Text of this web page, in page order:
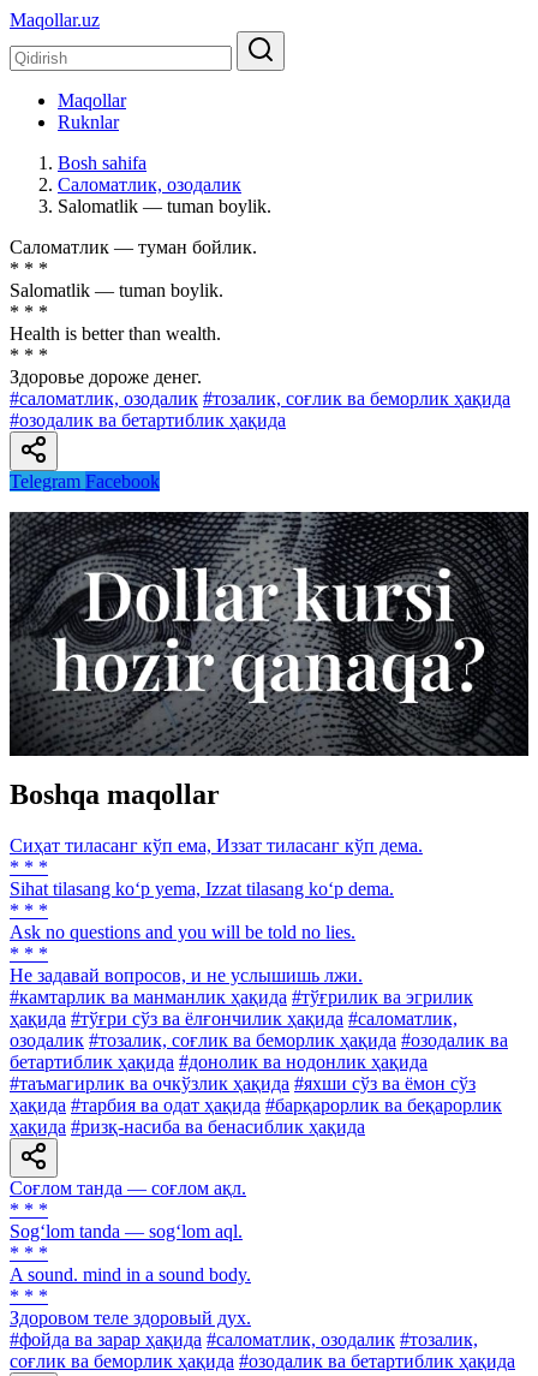
Maqollar.uz
Maqollar
Ruknlar
Bosh sahifa
Саломатлик, озодалик
Salomatlik — tuman boylik.
Саломатлик — туман бойлик.
* * *
Salomatlik — tuman boylik.
* * *
Health is better than wealth.
* * *
Здоровье дороже денег.
#саломатлик, озодалик #тозалик, соғлик ва беморлик ҳақида
#озодалик ва бетартиблик ҳақида
Telegram Facebook
Boshqa maqollar
Сиҳат тиласанг кўп ема, Иззат тиласанг кўп дема.
* * *
Sihat tilasang ko‘p yema, Izzat tilasang ko‘p dema.
* * *
Ask no questions and you will be told no lies.
* * *
He задавай вопросов, и не услышишь лжи.
#камтарлик ва манманлик ҳақида #тўғрилик ва эгрилик
ҳақида #тўғри сўз ва ёлғончилик ҳақида #саломатлик,
озодалик #тозалик, соғлик ва беморлик ҳақида #озодалик ва
бетартиблик ҳақида #донолик ва нодонлик ҳақида
#таъмагирлик ва очкўзлик ҳақида #яхши сўз ва ёмон сўз
ҳақида #тарбия ва одат ҳақида #барқарорлик ва беқарорлик
ҳақида #ризқ-насиба ва бенасиблик ҳақида
Соғлом танда — соғлом ақл.
* * *
Sog‘lom tanda — sog‘lom aql.
* * *
A sound. mind in a sound body.
* * *
Здоровом теле здоровый дух.
#фойда ва зарар ҳақида #саломатлик, озодалик #тозалик,
соғлик ва беморлик ҳақида #озодалик ва бетартиблик ҳақида